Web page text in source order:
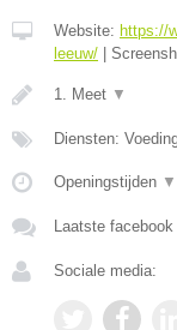
Website: https://
leeuw/
1. Meet ▼
Diensten:
Openingstijden ▼
Laatste
Sociale media: